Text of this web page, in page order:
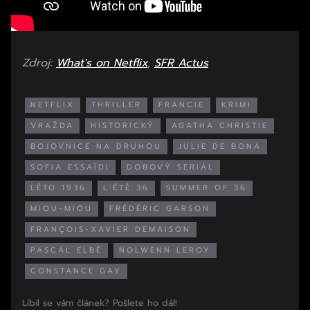
Zdroj: What's on Netflix, SFR Actus
NETFLIX THRILLER FRANCIE
KRIMI
VRAŽDA
HISTORICKÝ
AGATHA CHRISTIE
BOJOVNICE NA DRUHOU
JULIE DE BONA
SOFIA ESSAÏDI
DOBOVÝ SERIÁL
LÉTO 1936
L'ÉTÉ 36
SUMMER OF 36
MIOU-MIOU
FRÉDÉRIC GARSON
FRANÇOIS-XAVIER DEMAISON
PASCAL ELBÉ
NOLWENN LEROY
CONSTANCE GAY
Líbil se vám článek? Pošlete ho dál!